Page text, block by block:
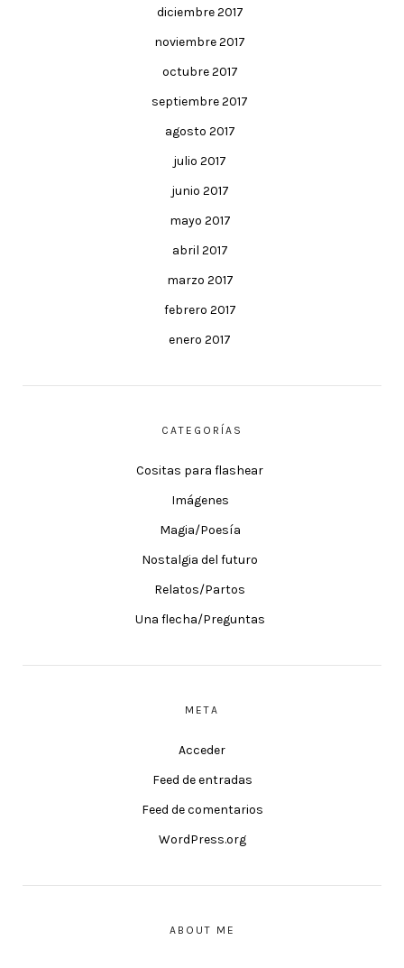
diciembre 2017
noviembre 2017
octubre 2017
septiembre 2017
agosto 2017
julio 2017
junio 2017
mayo 2017
abril 2017
marzo 2017
febrero 2017
enero 2017
CATEGORÍAS
Cositas para flashear
Imágenes
Magia/Poesía
Nostalgia del futuro
Relatos/Partos
Una flecha/Preguntas
META
Acceder
Feed de entradas
Feed de comentarios
WordPress.org
ABOUT ME